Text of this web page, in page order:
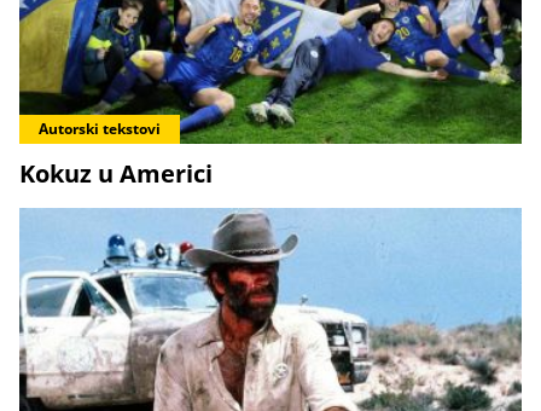
Autorski tekstovi
Kokuz u Americi